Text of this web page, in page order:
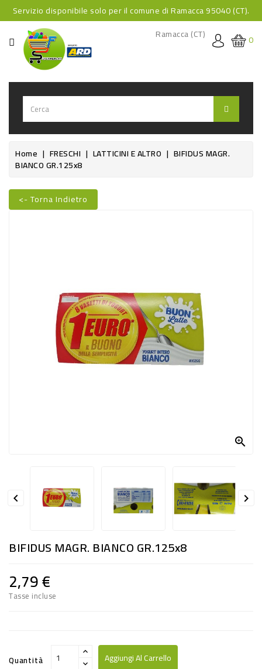
Servizio disponibile solo per il comune di Ramacca 95040 (CT).
CATEGORIA
HOME
BEVANDE
BEVANDE
ANALCOLICHE
ALCOLICHE
BEVANDE
CALDE
CONDIRE
DOLCIARIO
PRODOTTI
INFANZIA
E
FARINA
DIETETICO
ALIMENTI
0
Ramacca (CT)
Home FRESCHI LATTICINI E ALTRO BIFIDUS MAGR.
BIANCO GR.125x8
<- Torna Indietro

 
BIFIDUS MAGR. BIANCO GR.125x8
2,79 €
Tasse incluse
Quantità Aggiungi Al Carrello